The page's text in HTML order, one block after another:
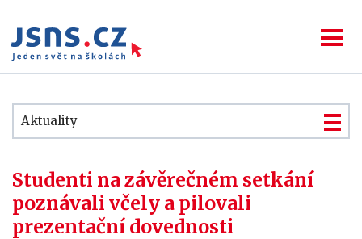
Aktuality
Studenti na závěrečném setkání
poznávali včely a pilovali
prezentační dovednosti